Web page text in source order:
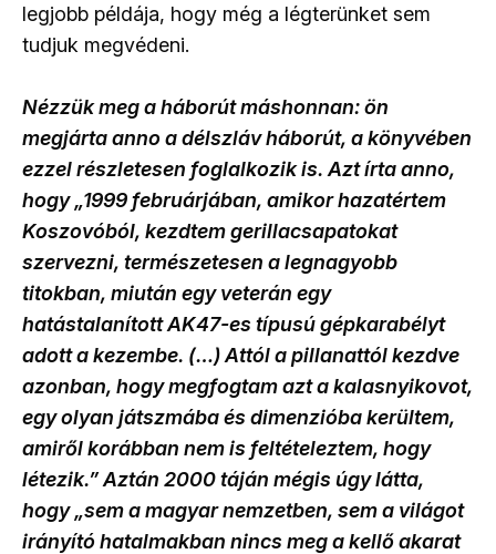
legjobb példája, hogy még a légterünket sem
tudjuk megvédeni.
Nézzük meg a háborút máshonnan: ön
megjárta anno a délszláv háborút, a könyvében
ezzel részletesen foglalkozik is. Azt írta anno,
hogy „1999 februárjában, amikor hazatértem
Koszovóból, kezdtem gerillacsapatokat
szervezni, természetesen a legnagyobb
titokban, miután egy veterán egy
hatástalanított AK47-es típusú gépkarabélyt
adott a kezembe. (…) Attól a pillanattól kezdve
azonban, hogy megfogtam azt a kalasnyikovot,
egy olyan játszmába és dimenzióba kerültem,
amiről korábban nem is feltételeztem, hogy
létezik.” Aztán 2000 táján mégis úgy látta,
hogy „sem a magyar nemzetben, sem a világot
irányító hatalmakban nincs meg a kellő akarat